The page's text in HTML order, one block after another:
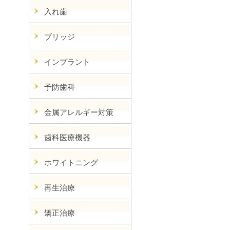
入れ歯
ブリッジ
インプラント
予防歯科
金属アレルギー対策
歯科医療機器
ホワイトニング
再生治療
矯正治療